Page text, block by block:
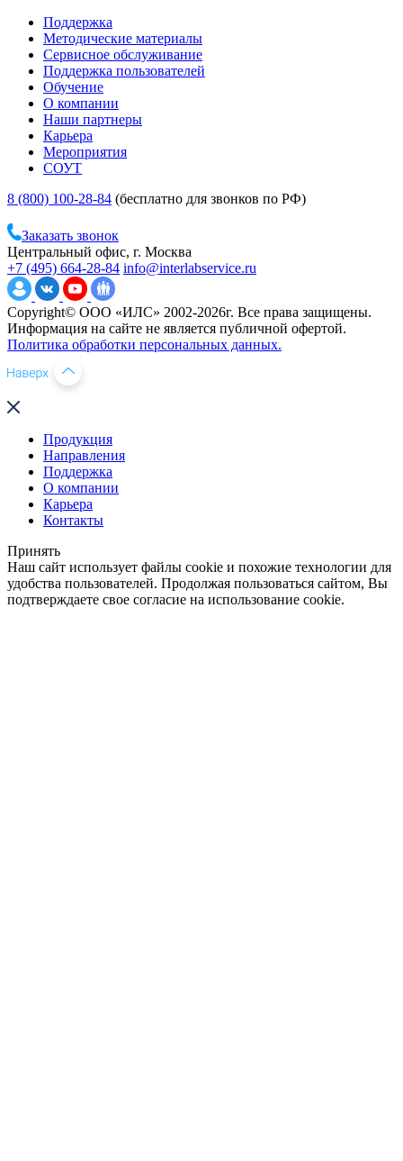
Поддержка
Методические материалы
Сервисное обслуживание
Поддержка пользователей
Обучение
О компании
Наши партнеры
Карьера
Мероприятия
СОУТ
8 (800) 100-28-84 (бесплатно для звонков по РФ)
Заказать звонок
Центральный офис, г. Москва
+7 (495) 664-28-84 info@interlabservice.ru
Copyright© ООО «ИЛС» 2002-2026г. Все права защищены.
Информация на сайте не является публичной офертой.
Политика обработки персональных данных.
Продукция
Направления
Поддержка
О компании
Карьера
Контакты
Принять
Наш сайт использует файлы cookie и похожие технологии для
удобства пользователей. Продолжая пользоваться сайтом, Вы
подтверждаете свое согласие на использование cookie.